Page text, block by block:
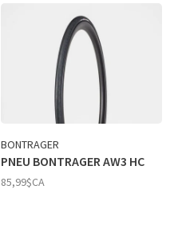
BONTRAGER
PNEU BONTRAGER AW3 HC
85,99$CA